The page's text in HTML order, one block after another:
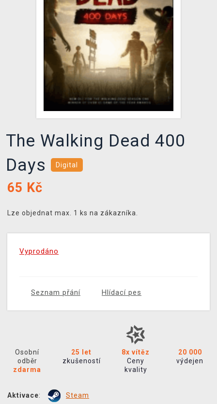
XZONE KLUB
TCG & BOARDGAME HUB
VÝKUP HER (BAZAR)
The Walking Dead 400
Days
Digital
65 Kč
Lze objednat max. 1 ks na zákazníka.
Vyprodáno
Seznam přání Hlídací pes
Osobní
odběr
zdarma
25 let
zkušeností
8x vítěz
Ceny
kvality
20 000
výdejen
Aktivace: Steam